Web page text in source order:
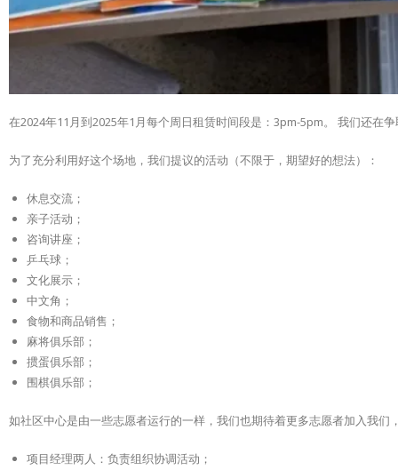
在2024年11月到2025年1月每个周日租赁时间段是：3pm-5pm。 我们还在
为了充分利用好这个场地，我们提议的活动（不限于，期望好的想法）：
休息交流；
亲子活动；
咨询讲座；
乒乓球；
文化展示；
中文角；
食物和商品销售；
麻将俱乐部；
掼蛋俱乐部；
围棋俱乐部；
如社区中心是由一些志愿者运行的一样，我们也期待着更多志愿者加入我
项目经理两人：负责组织协调活动；